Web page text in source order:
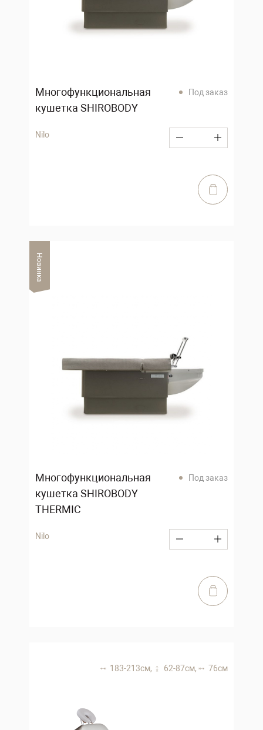
Многофункциональная
кушетка SHIROBODY
Под заказ
Nilo
Новинка
Многофункциональная
кушетка SHIROBODY
THERMIC
Под заказ
Nilo
183-213 см, 62-87 см, 76 см